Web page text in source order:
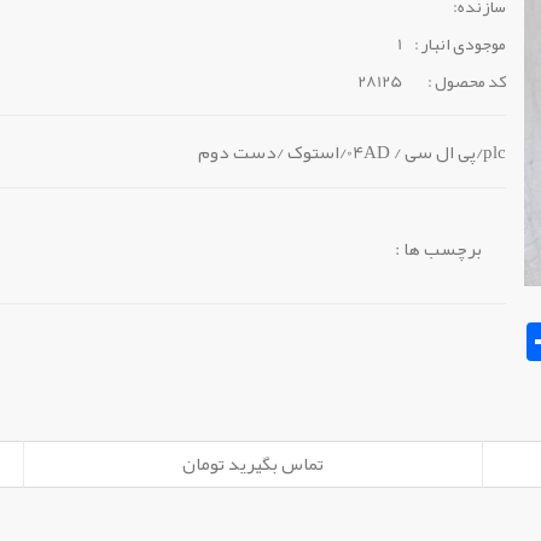
موجودی انبار : 1
کد محصول :
28125
plc/پی ال سی / 04AD/استوک /دست دوم
برچسب ها :
تماس بگیرید تومان